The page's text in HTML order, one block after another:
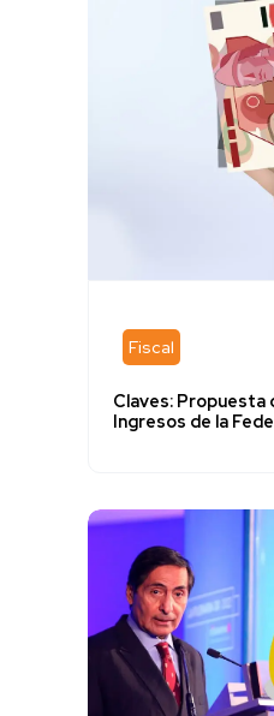
Fiscal
Claves: Propuesta
Ingresos de la